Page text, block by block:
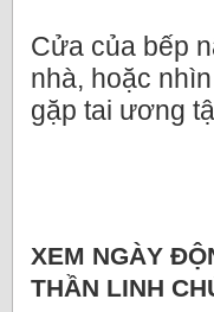
Cửa của bếp
nhà, hoặc
gặp tai ương
XEM NGÀY
THẦN LINH